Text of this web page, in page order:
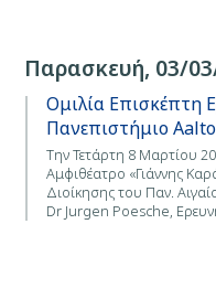
Παρασκευή, 03/
Ομιλία Επισκέπτη
Πανεπιστήμιο
Την Τετάρτη 8 Μαρτίου
Αμφιθέατρο «Γιάννης
Διοίκησης του Παν.
Dr Jurgen Poesche,